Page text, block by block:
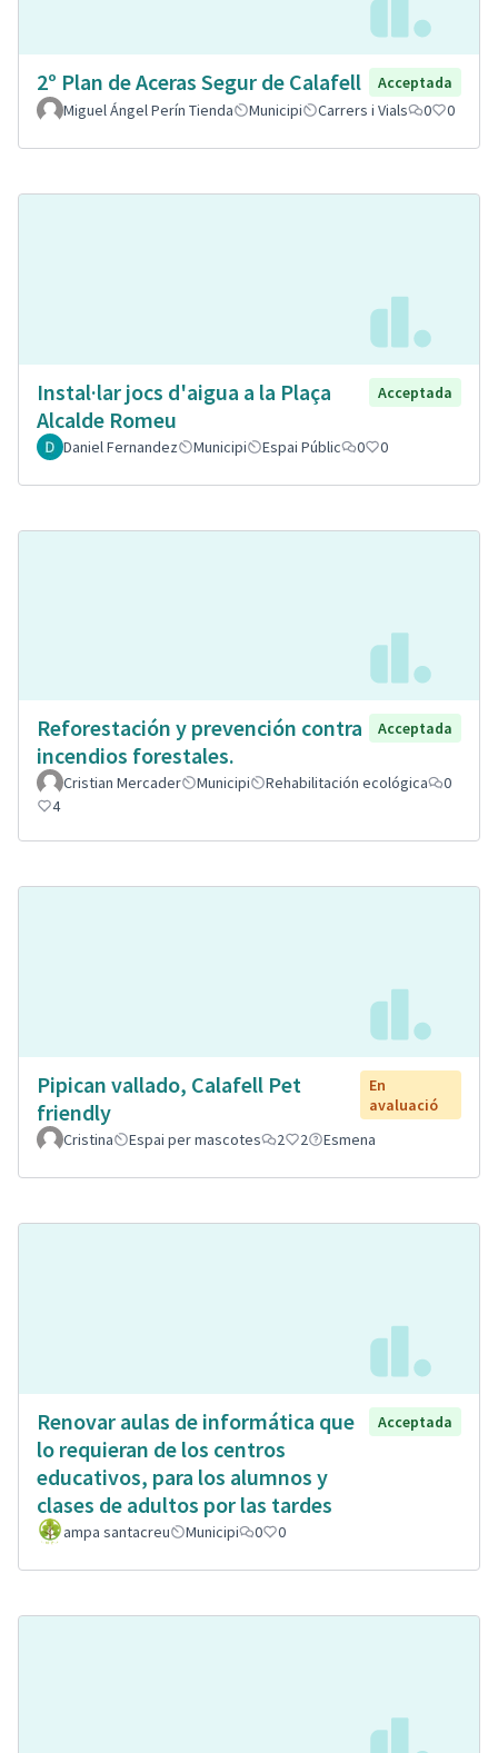
2º Plan de Aceras Segur de Calafell
Acceptada
Miguel Ángel Perín Tienda
Municipi Carrers i Vials 0 0
Instal·lar jocs d'aigua a la Plaça
Alcalde Romeu
Acceptada
Daniel Fernandez Municipi Espai Públic 0 0
Reforestación y prevención contra
incendios forestales.
Acceptada
Cristian Mercader Municipi Rehabilitación ecológica
0
4
Pipican vallado, Calafell Pet
friendly
En
avaluació
Cristina
Espai per mascotes 2 2 Esmena
Renovar aulas de informática que
lo requieran de los centros
educativos, para los alumnos y
clases de adultos por las tardes
Acceptada
ampa santacreu Municipi 0 0